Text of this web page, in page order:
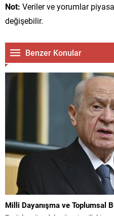
Not: Veriler ve yorumlar
değişebilir.
Benzer Konular
Milli Dayanışma ve Toplumsal